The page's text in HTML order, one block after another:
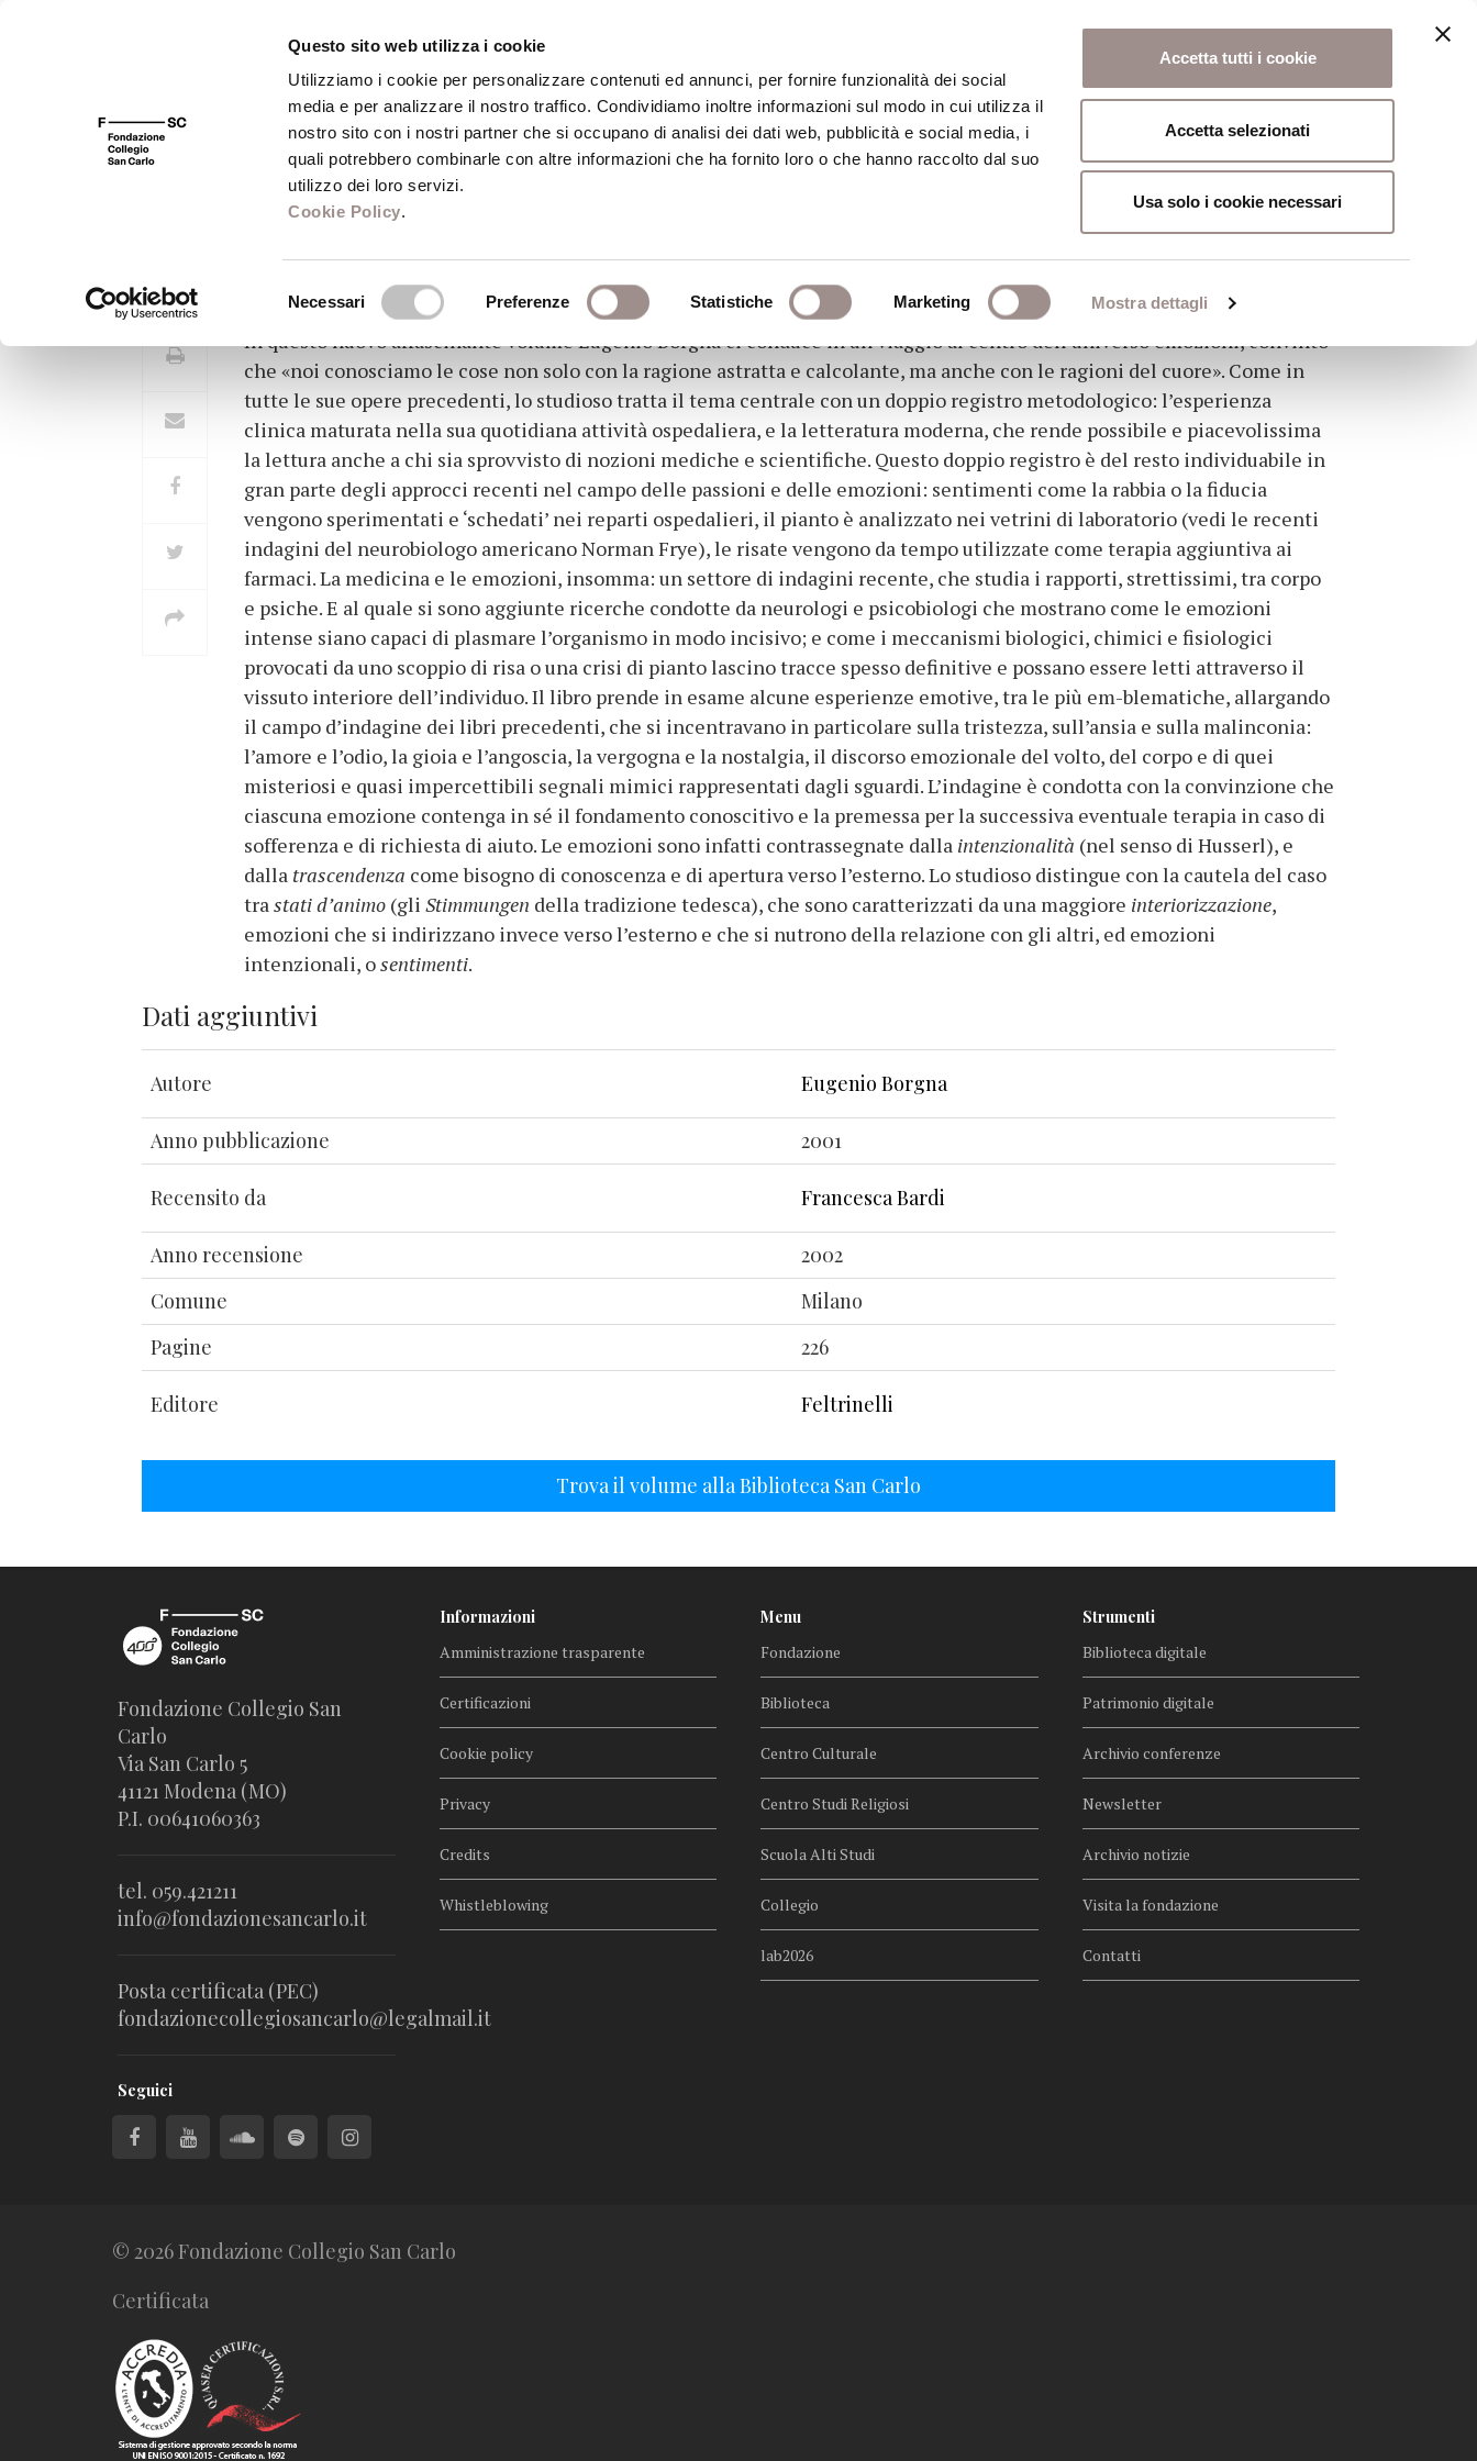
Questo sito web utilizza i cookie
Utilizziamo i cookie per personalizzare contenuti ed annunci, per fornire funzionalità dei social
media e per analizzare il nostro traffico. Condividiamo inoltre informazioni sul modo in cui utilizza il
nostro sito con i nostri partner che si occupano di analisi dei dati web, pubblicità e social media, i
quali potrebbero combinarle con altre informazioni che ha fornito loro o che hanno raccolto dal suo
utilizzo dei loro servizi.
Cookie Policy.
Necessari Preferenze Statistiche Marketing Mostra dettagli
Accetta tutti i cookie
Accetta selezionati
Usa solo i cookie necessari
FSC 400 Fondazione Biblioteca Centro Culturale Centro Studi Religiosi Scuola Alti Studi
L'arcipelago delle emozioni
In questo nuovo affascinante volume Eugenio Borgna ci conduce in un viaggio al centro dell’universo emozioni, convinto
che «noi conosciamo le cose non solo con la ragione astratta e calcolante, ma anche con le ragioni del cuore». Come in
tutte le sue opere precedenti, lo studioso tratta il tema centrale con un doppio registro metodologico: l’esperienza
clinica maturata nella sua quotidiana attività ospedaliera, e la letteratura moderna, che rende possibile e piacevolissima
la lettura anche a chi sia sprovvisto di nozioni mediche e scientifiche. Questo doppio registro è del resto individuabile in
gran parte degli approcci recenti nel campo delle passioni e delle emozioni: sentimenti come la rabbia o la fiducia
vengono sperimentati e ‘schedati’ nei reparti ospedalieri, il pianto è analizzato nei vetrini di laboratorio (vedi le recenti
indagini del neurobiologo americano Norman Frye), le risate vengono da tempo utilizzate come terapia aggiuntiva ai
farmaci. La medicina e le emozioni, insomma: un settore di indagini recente, che studia i rapporti, strettissimi, tra corpo
e psiche. E al quale si sono aggiunte ricerche condotte da neurologi e psicobiologi che mostrano come le emozioni
intense siano capaci di plasmare l’organismo in modo incisivo; e come i meccanismi biologici, chimici e fisiologici
provocati da uno scoppio di risa o una crisi di pianto lascino tracce spesso definitive e possano essere letti attraverso il
vissuto interiore dell’individuo. Il libro prende in esame alcune esperienze emotive, tra le più em-blematiche, allargando
il campo d’indagine dei libri precedenti, che si incentravano in particolare sulla tristezza, sull’ansia e sulla malinconia:
l’amore e l’odio, la gioia e l’angoscia, la vergogna e la nostalgia, il discorso emozionale del volto, del corpo e di quei
misteriosi e quasi impercettibili segnali mimici rappresentati dagli sguardi. L’indagine è condotta con la convinzione che
ciascuna emozione contenga in sé il fondamento conoscitivo e la premessa per la successiva eventuale terapia in caso di
sofferenza e di richiesta di aiuto. Le emozioni sono infatti contrassegnate dalla intenzionalità (nel senso di Husserl), e
dalla trascendenza come bisogno di conoscenza e di apertura verso l’esterno. Lo studioso distingue con la cautela del caso
trastati d’animo (gli Stimmungen della tradizione tedesca), che sono caratterizzati da una maggiore interiorizzazione,
emozioni che si indirizzano invece verso l’esterno e che si nutrono della relazione con gli altri, ed emozioni
intenzionali, osentimenti.
Dati aggiuntivi
Autore Eugenio Borgna
Anno pubblicazione 2001
Recensito da Francesca Bardi
Anno recensione
2002
Comune
Milano
Pagine
226
Editore Feltrinelli
Trova il volume alla Biblioteca San Carlo
Fondazione Collegio San
Carlo
Via San Carlo 5
41121 Modena (MO)
P.I. 00641060363
tel. 059.421211
info@fondazionesancarlo.it
Posta certificata (PEC)
fondazionecollegiosancarlo@legalmail.it
Seguici
Informazioni
Amministrazione trasparente
Certificazioni
Cookie policy
Privacy
Credits
Whistleblowing
Menu
Fondazione
Biblioteca
Centro Culturale
Centro Studi Religiosi
Scuola Alti Studi
Collegio
lab2026
Strumenti
Biblioteca digitale
Patrimonio digitale
Archivio conferenze
Newsletter
Archivio notizie
Visita la fondazione
Contatti
© 2026 Fondazione Collegio San Carlo
Certificata